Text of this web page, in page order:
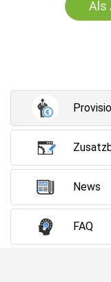
Als
News
FAQ